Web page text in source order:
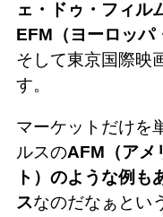
ェ・ドゥ・フィル
EFM（ヨーロッパ
そして東京国際映
す。
マーケットだけを
ルスのAFM（アメ
ト） のような例も
スなのだなぁとい